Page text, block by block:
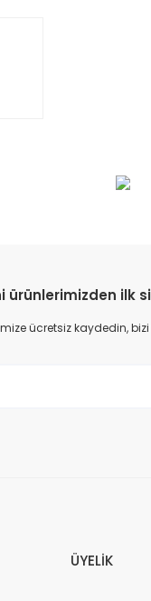
ürünlerimizden ilk
ücretsiz kaydedin,
ÜYELİK